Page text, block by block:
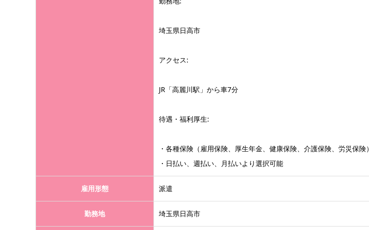
埼玉県日高市
アクセス:
JR「高麗川駅」から車7分
待遇・福利厚生:
・各種保険（雇用保険、厚生年金、健康保険、介護保険、労災保険）
・日払い、週払い、月払いより選択可能
雇用形態 派遣
勤務地 埼玉県日高市